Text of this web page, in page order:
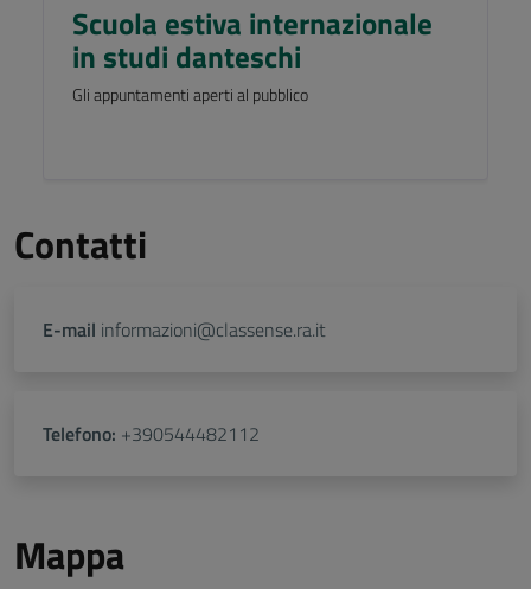
Scuola estiva internazionale
in studi danteschi
Gli appuntamenti aperti al pubblico
Contatti
E-mail informazioni@classense.ra.it
Telefono: +390544482112
Mappa